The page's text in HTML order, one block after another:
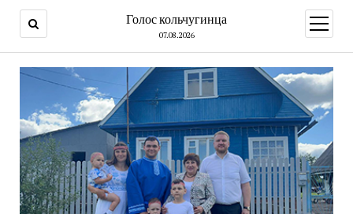
Голос кольчугинца
07.08.2026
меню